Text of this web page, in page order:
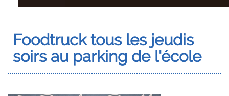
Foodtruck tous les jeudis
soirs au parking de l'école